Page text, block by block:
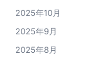
2025年10月
2025年9月
2025年8月